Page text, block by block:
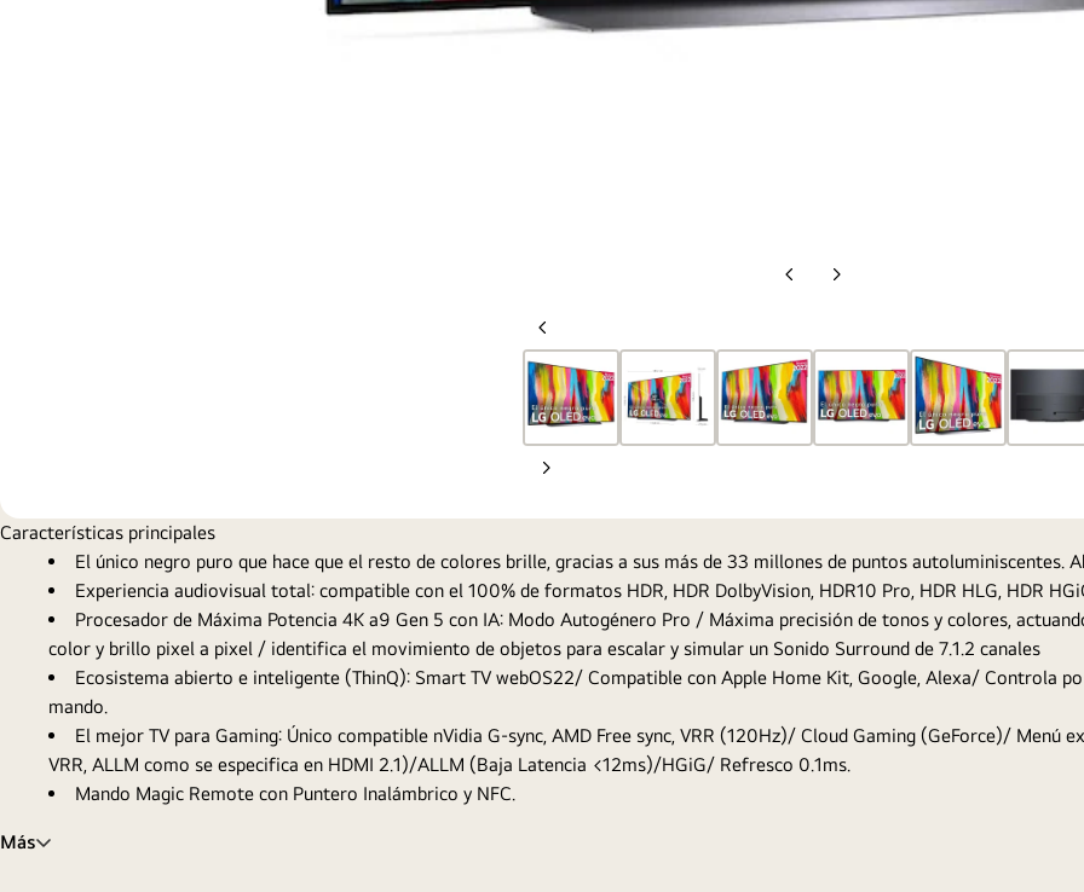
DiapositivaDiapositiva
Diapositiva
anterior
Diapositiva
Características principales
El único negro puro que hace que el resto de colores brille, gracias a sus más de 33 millones de puntos
Experiencia audiovisual total: compatible con el 100% de formatos HDR, HDR DolbyVision, HDR10 Pro, HDR HLG, HDR
Procesador de Máxima Potencia 4K a9 Gen 5 con IA: Modo Autogénero Pro / Máxima precisión de tonos y colores,
color y brillo pixel a pixel / identifica el movimiento de objetos para escalar y simular un Sonido Surround de 7.1.2 canales
Ecosistema abierto e inteligente (ThinQ): Smart TV webOS22/ Compatible con Apple Home Kit, Google, Alexa/ Controla
mando.
El mejor TV para Gaming: Único compatible nVidia G-sync, AMD Free sync, VRR (120Hz)/ Cloud Gaming (GeForce)/ Menú
VRR, ALLM como se especifica en HDMI 2.1)/ALLM (Baja Latencia <12ms)/HGiG/ Refresco 0.1ms.
Mando Magic Remote con Puntero Inalámbrico y NFC.
Más